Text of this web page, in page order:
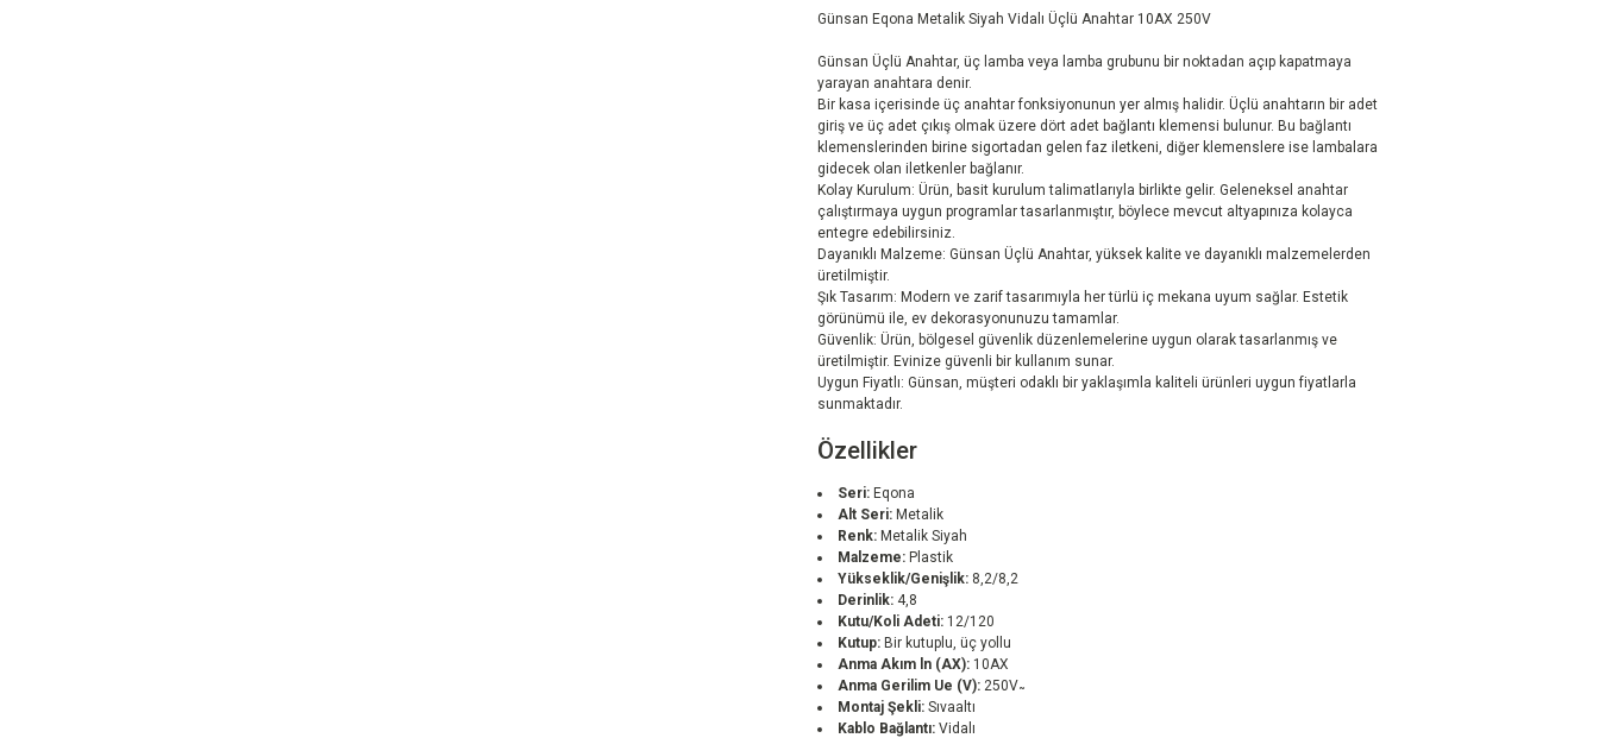
Günsan Eqona Metalik Siyah Vidalı Üçlü Anahtar 10AX 250V
Günsan Üçlü Anahtar, üç lamba veya lamba grubunu bir noktadan açıp kapatmaya
yarayan anahtara denir.
Bir kasa içerisinde üç anahtar fonksiyonunun yer almış halidir. Üçlü anahtarın bir adet
giriş ve üç adet çıkış olmak üzere dört adet bağlantı klemensi bulunur. Bu bağlantı
klemenslerinden birine sigortadan gelen faz iletkeni, diğer klemenslere ise lambalara
gidecek olan iletkenler bağlanır.
Kolay Kurulum: Ürün, basit kurulum talimatlarıyla birlikte gelir. Geleneksel anahtar
çalıştırmaya uygun programlar tasarlanmıştır, böylece mevcut altyapınıza kolayca
entegre edebilirsiniz.
Dayanıklı Malzeme: Günsan Üçlü Anahtar, yüksek kalite ve dayanıklı malzemelerden
üretilmiştir.
Şık Tasarım: Modern ve zarif tasarımıyla her türlü iç mekana uyum sağlar. Estetik
görünümü ile, ev dekorasyonunuzu tamamlar.
Güvenlik: Ürün, bölgesel güvenlik düzenlemelerine uygun olarak tasarlanmış ve
üretilmiştir. Evinize güvenli bir kullanım sunar.
Uygun Fiyatlı: Günsan, müşteri odaklı bir yaklaşımla kaliteli ürünleri uygun fiyatlarla
sunmaktadır.
Özellikler
Seri: Eqona
Alt Seri: Metalik
Renk: Metalik Siyah
Malzeme: Plastik
Yükseklik/Genişlik: 8,2/8,2
Derinlik: 4,8
Kutu/Koli Adeti: 12/120
Kutup: Bir kutuplu, üç yollu
Anma Akım ln (AX): 10AX
Anma Gerilim Ue (V): 250V ̴
Montaj Şekli: Sıvaaltı
Kablo Bağlantı: Vidalı